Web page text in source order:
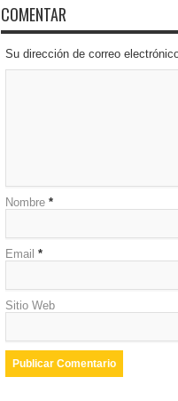
COMENTAR
Su dirección de correo
Nombre *
Email *
Sitio Web